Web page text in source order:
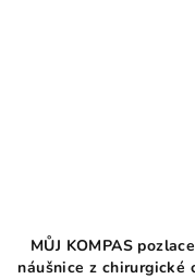
MŮJ KOMPAS
náušnice z chirurgické